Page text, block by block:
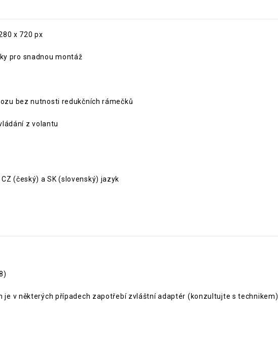
x 720 px
pro snadnou montáž
bez nutnosti redukčních rámečků
z volantu
(český) a SK (slovenský) jazyk
je v některých případech zapotřebí zvláštní adaptér (konzultujte s technikem)